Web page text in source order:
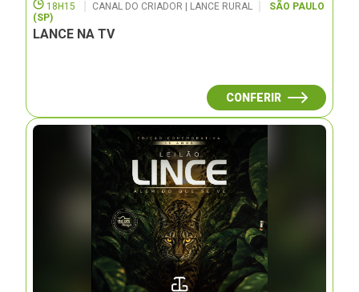
18H15 CANAL DO CRIADOR | LANCE RURAL
SÃO PAULO
(SP)
LANCE NA TV
CONFERIR